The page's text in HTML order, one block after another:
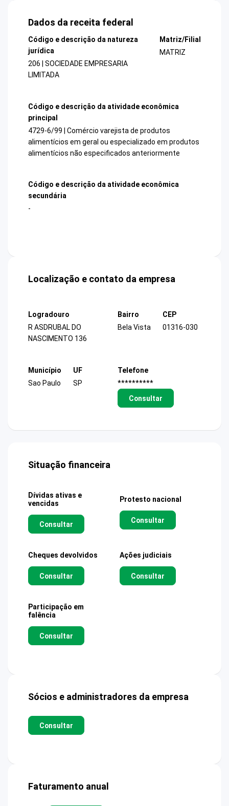
Dados da receita federal
Código e descrição da natureza
jurídica
206 | SOCIEDADE EMPRESARIA
LIMITADA
Matriz/Filial
MATRIZ
Código e descrição da atividade econômica
principal
4729-6/99 | Comércio varejista de produtos
alimentícios em geral ou especializado em produtos
alimentícios não especificados anteriormente
Código e descrição da atividade econômica
secundária
-
Localização e contato da empresa
Logradouro
R ASDRUBAL DO
NASCIMENTO 136
Bairro
Bela Vista
CEP
01316-030
Município
Sao Paulo
UF
SP
Telefone
**********
Consultar
Situação financeira
Dívidas ativas e
vencidas
Consultar
Protesto nacional
Consultar
Cheques devolvidos
Consultar
Ações judiciais
Consultar
Participação em
falência
Consultar
Sócios e administradores da empresa
Consultar
Faturamento anual